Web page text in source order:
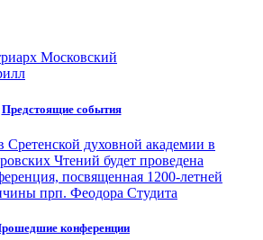
Московский
Предстоящие события
Сретенской духовной академии в
Чтений будет проведена
посвященная 1200-летней
прп. Феодора Студита
конференции